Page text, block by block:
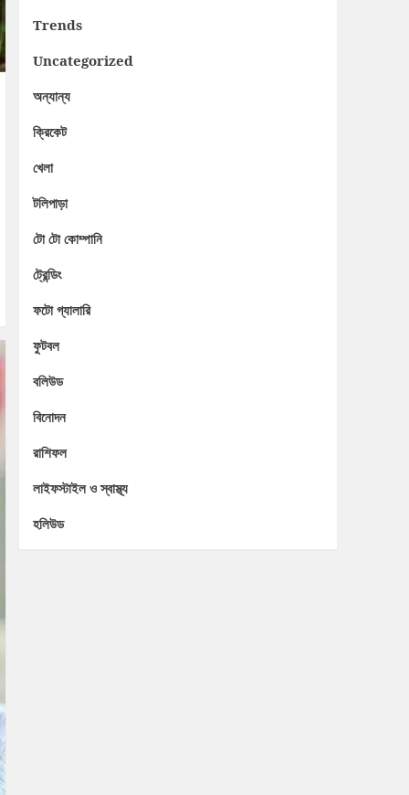
Trends
Uncategorized
অন্যান্য
ক্রিকেট
খেলা
টলিপাড়া
টো টো কোম্পানি
ট্রেন্ডিং
ফটো গ্যালারি
ফুটবল
বলিউড
বিনোদন
রাশিফল
লাইফস্টাইল ও স্বাস্থ্য
হলিউড